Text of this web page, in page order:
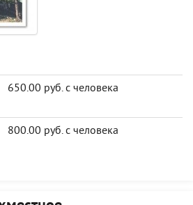
650.00 руб. с человека
800.00 руб. с человека